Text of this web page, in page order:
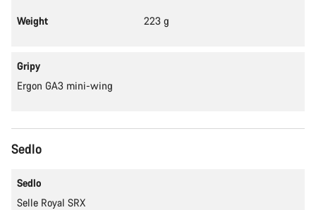
Weight 223 g
Gripy
Ergon GA3 mini-wing
Sedlo
Sedlo
Selle Royal SRX